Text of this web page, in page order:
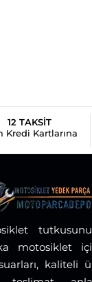
12 TAKSİT
Kredi Kartlarına
motosiklet
kaliteli